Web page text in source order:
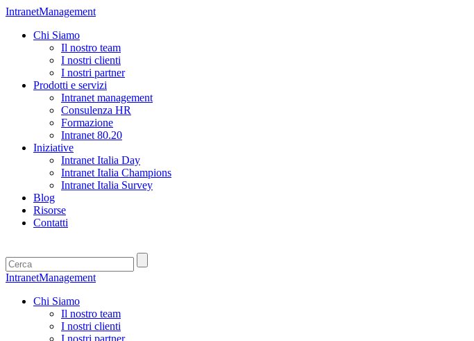
IntranetManagement
Chi Siamo
Il nostro team
I nostri clienti
I nostri partner
Prodotti e servizi
Intranet management
Consulenza HR
Formazione
Intranet 80.20
Iniziative
Intranet Italia Day
Intranet Italia Champions
Intranet Italia Survey
Blog
Risorse
Contatti
IntranetManagement
Chi Siamo
Il nostro team
I nostri clienti
I nostri partner